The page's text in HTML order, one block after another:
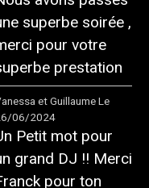
superbe soirée ,
pour votre
prestation
et Guillaume Le
06/2024
Petit mot pour
grand DJ !! Merci
pour ton